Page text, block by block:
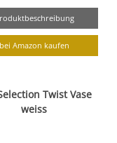
bei Amazon kaufen
Twist Vase
weiss